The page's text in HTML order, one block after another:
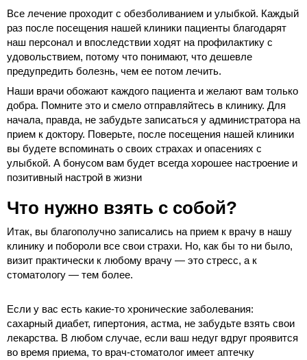
Все лечение проходит с обезболиванием и улыбкой. Каждый
раз после посещения нашей клиники пациенты благодарят
наш персонал и впоследствии ходят на профилактику с
удовольствием, потому что понимают, что дешевле
предупредить болезнь, чем ее потом лечить.
Наши врачи обожают каждого пациента и желают вам только
добра. Помните это и смело отправляйтесь в клинику. Для
начала, правда, не забудьте записаться у администратора на
прием к доктору. Поверьте, после посещения нашей клиники
вы будете вспоминать о своих страхах и опасениях с
улыбкой. А бонусом вам будет всегда хорошее настроение и
позитивный настрой в жизни
Что нужно взять с собой?
Итак, вы благополучно записались на прием к врачу в нашу
клинику и побороли все свои страхи. Но, как бы то ни было,
визит практически к любому врачу — это стресс, а к
стоматологу — тем более.
Если у вас есть какие-то хронические заболевания:
сахарный диабет, гипертония, астма, не забудьте взять свои
лекарства. В любом случае, если ваш недуг вдруг проявится
во время приема, то врач-стоматолог имеет аптечку